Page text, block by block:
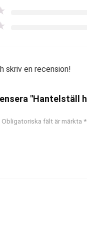
skriv en recension!
"Hantelställ
Obligatoriska fält är märkta *